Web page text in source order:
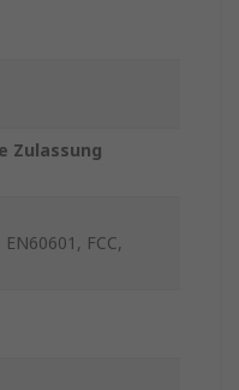
Zulassung
EN60601, FCC,